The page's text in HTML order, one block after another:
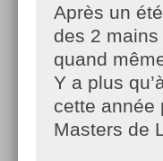
Après un
des 2
quand
Y a plus
cette année
Masters de